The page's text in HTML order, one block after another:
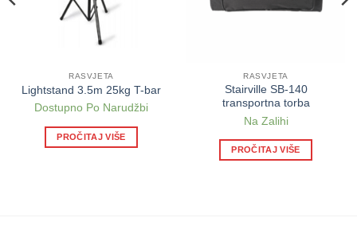
RASVJETA
Lightstand 3.5m 25kg T-bar
Dostupno Po Narudžbi
PROČITAJ VIŠE
RASVJETA
Stairville SB-140
transportna torba
Na Zalihi
PROČITAJ VIŠE